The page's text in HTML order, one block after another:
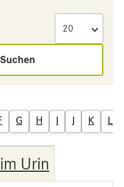
Suchen
G H I J K L
Urin